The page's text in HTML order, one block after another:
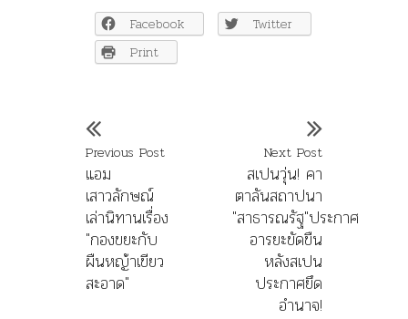
Facebook
Twitter
Print
Previous Post
แอม
เสาวลักษณ์
เล่านิทานเรื่อง
"กองขยะกับ
ผืนหญ้าเขียว
สะอาด"
Next Post
สเปนวุ่น! คา
ตาลันสถาปนา
"สาธารณรัฐ"ประกาศ
อารยะขัดขืน
หลังสเปน
ประกาศยึด
อำนาจ!